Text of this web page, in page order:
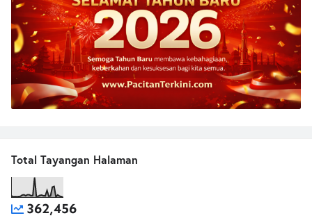
Total Tayangan Halaman
362,456